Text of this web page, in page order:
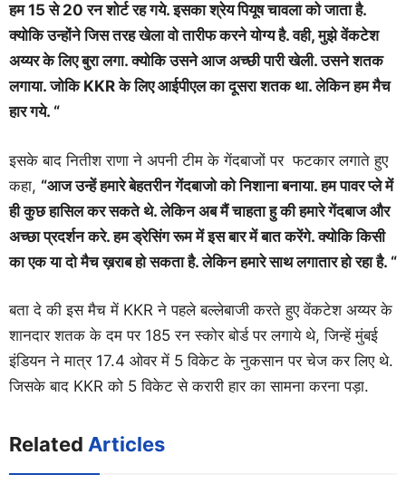
हम 15 से 20 रन शोर्ट रह गये. इसका श्रेय पियूष चावला को जाता है.
क्योकि उन्होंने जिस तरह खेला वो तारीफ करने योग्य है. वही, मुझे वेंकटेश
अय्यर के लिए बुरा लगा. क्योकि उसने आज अच्छी पारी खेली. उसने शतक
लगाया. जोकि KKR के लिए आईपीएल का दूसरा शतक था. लेकिन हम मैच
हार गये. “
इसके बाद नितीश राणा ने अपनी टीम के गेंदबाजों पर फटकार लगाते हुए
कहा, “आज उन्हें हमारे बेहतरीन गेंदबाजो को निशाना बनाया. हम पावर प्ले में
ही कुछ हासिल कर सकते थे. लेकिन अब मैं चाहता हु की हमारे गेंदबाज और
अच्छा प्रदर्शन करे. हम ड्रेसिंग रूम में इस बार में बात करेंगे. क्योकि किसी
का एक या दो मैच ख़राब हो सकता है. लेकिन हमारे साथ लगातार हो रहा है. “
बता दे की इस मैच में KKR ने पहले बल्लेबाजी करते हुए वेंकटेश अय्यर के
शानदार शतक के दम पर 185 रन स्कोर बोर्ड पर लगाये थे, जिन्हें मुंबई
इंडियन ने मात्र 17.4 ओवर में 5 विकेट के नुकसान पर चेज कर लिए थे.
जिसके बाद KKR को 5 विकेट से करारी हार का सामना करना पड़ा.
Related Articles